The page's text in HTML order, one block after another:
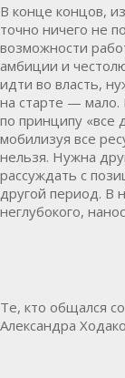
В конце концов,
точно ничего не
возможности
амбиции и
идти во власть,
на старте — мало.
по принципу «все
мобилизуя все
нельзя. Нужна
рассуждать с
другой период. В
неглубокого,
Те, кто общался
Александра